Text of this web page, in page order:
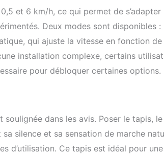
sécurité. Le WalkingPad A1 Pro inclut un
vous permettant de débloquer la limite
pouvez également le faire en marchant
seulement 1 km. (Veuillez noter qu'il ne
et 6 km/h, ce qui permet de
Deux modes sont disponibles :
qui ajuste la vitesse en fonction
installation complexe, certains
pour débloquer certaines options.
dans les avis. Poser le tapis,
silence et sa sensation de marche
d’utilisation. Ce tapis est idéal pour